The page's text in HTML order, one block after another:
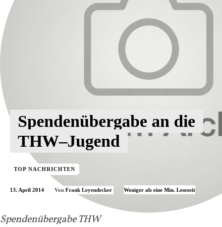
Spendenübergabe THW
Spendenübergabe an die
THW–Jugend
TOP NACHRICHTEN
13. April 2014 Von Frank Leyendecker Weniger als eine Min. Lesezeit